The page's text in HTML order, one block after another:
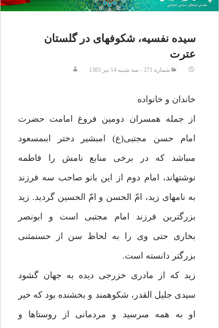
سيده نفسيه، شكوفه‏اى در گلستان
عترت‏
شماره 271 - سه شنبه 14 تیر 1383
خاندان و خانواده‏
از جمله همسران دومين فروغ امامت حضرت
امام حسن مجتبى(ع) ام‏بشير دختر ابى‏مسعود
مى‏باشد كه در برخى منابع نامش را فاطمه
نوشته‏اند، امام دوم از اين بانو صاحب سه فرزند
به نام‏هاى زيد، امّ الحسن و امّ الحسين گرديد. زيد
بزرگترين فرزند امام مجتبى است و ابونصر
بخارى حتى وى را به لحاظ سن از حسن‏مثنى
بزرگتر دانسته است.
زيد كه از مادرى خزرجى ديده به جهان گشود
سيدى جليل القدر، شكوهمند و بخشنده بود كه خير
او به همه مى‏رسيد و مردمانى از روستاها و